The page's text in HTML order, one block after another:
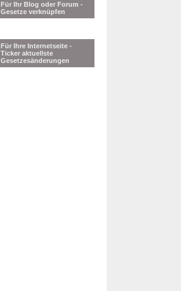
Für Ihr Blog oder Forum -
Gesetze verknüpfen
Für Ihre Internetseite -
Ticker aktuellste
Gesetzesänderungen